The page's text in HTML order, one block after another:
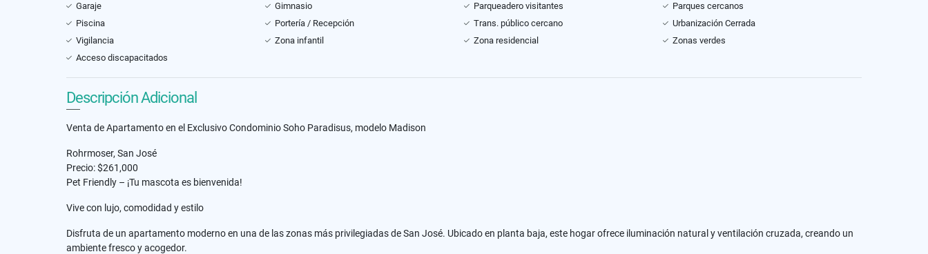
Garaje
Gimnasio Parqueadero visitantes
Parques cercanos
Piscina
Portería / Recepción Trans. público cercano
Urbanización Cerrada
Vigilancia
Zona infantil Zona residencial
Zonas verdes
Acceso discapacitados
Descripción Adicional
Venta de Apartamento en el Exclusivo Condominio Soho Paradisus, modelo Madison
Rohrmoser, San José
Precio: $261,000
Pet Friendly – ¡Tu mascota es bienvenida!
Vive con lujo, comodidad y estilo
Disfruta de un apartamento moderno en una de las zonas más privilegiadas de San José. Ubicado en planta baja, este hogar ofrece iluminación natural y ventilación cruzada, creando un
ambiente fresco y acogedor.